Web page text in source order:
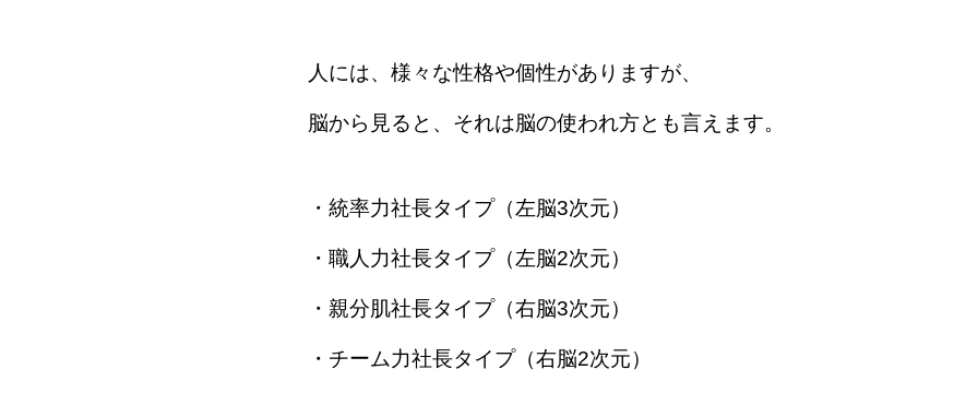
人には、様々な性格や個性がありますが、
脳から見ると、それは脳の使われ方とも言えます。
・統率力社長タイプ（左脳3次元）
・職人力社長タイプ（左脳2次元）
・親分肌社長タイプ（右脳3次元）
・チーム力社長タイプ（右脳2次元）